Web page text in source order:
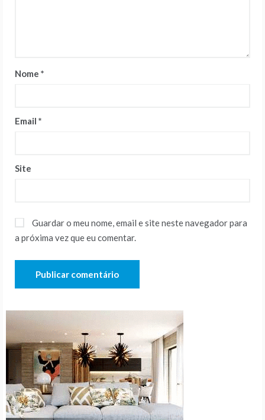
Nome *
Email *
Site
Guardar o meu nome, email e site neste navegador para
a próxima vez que eu comentar.